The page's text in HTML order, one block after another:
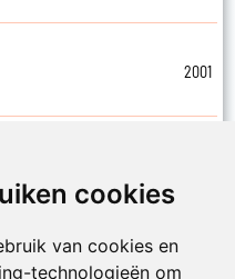
cookies
van cookies en
technologieën om
2001